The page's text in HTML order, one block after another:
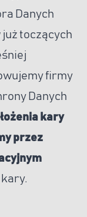
Danych
już toczących
firmy
Danych
kary
przez